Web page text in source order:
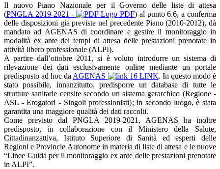
Il nuovo Piano Nazionale per il Governo delle liste di attesa
(PNGLA 2019-2021 - PDF) al punto 6.6, a conferma
delle disposizioni già previste nel precedente Piano (2010-2012), dà
mandato ad AGENAS di coordinare e gestire il monitoraggio in
modalità ex ante dei tempi di attesa delle prestazioni prenotate in
attività libero professionale (ALPI).
A partire dall’ottobre 2011, si è voluto introdurre un sistema di
rilevazione dei dati esclusivamente online mediante un portale
predisposto ad hoc da AGENAS LINK. In questo modo è
stato possibile, innanzitutto, predisporre un database di tutte le
strutture sanitarie censite secondo un sistema gerarchico (Regione -
ASL - Erogatori - Singoli professionisti); in secondo luogo, è stata
garantita una maggiore qualità dei dati raccolti.
Come previsto dal PNGLA 2019-2021, AGENAS ha inoltre
predisposto, in collaborazione con il Ministero della Salute,
Cittadinanzattiva, Istituto Superiore di Sanità ed esperti delle
Regioni e Provincie Autonome in materia di liste di attesa e le nuove
“Linee Guida per il monitoraggio ex ante delle prestazioni prenotate
in ALPI”.